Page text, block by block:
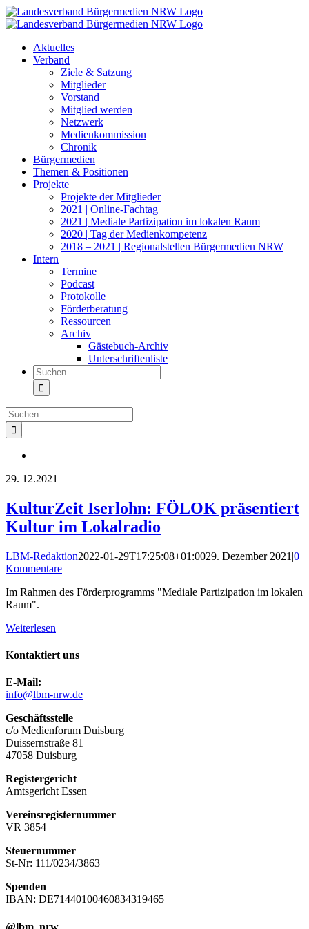
Zum
Inhalt
Aktuelles
Verband
Ziele & Satzung
Mitglieder
Vorstand
Mitglied werden
Netzwerk
Medienkommission
Chronik
Bürgermedien
Themen & Positionen
Projekte
Projekte der Mitglieder
2021 | Online-Fachtag
2021 | Mediale Partizipation im lokalen Raum
2020 | Tag der Medienkompetenz
2018 – 2021 | Regionalstellen Bürgermedien NRW
Intern
Termine
Podcast
Protokolle
Förderberatung
Ressourcen
Archiv
Gästebuch-Archiv
Unterschriftenliste
Suche
nach:
Suche
nach:
29. 12.2021
KulturZeit Iserlohn: FÖLOK präsentiert
Kultur im Lokalradio
LBM-Redaktion2022-01-29T17:25:08+01:0029. Dezember 2021 |0
Kommentare
Im Rahmen des Förderprogramms "Mediale Partizipation im lokalen
Raum".
Weiterlesen
Kontaktiert uns
E-Mail:
info@lbm-nrw.de
Geschäftsstelle
c/o Medienforum Duisburg
Duissernstraße 81
47058 Duisburg
Registergericht
Amtsgericht Essen
Vereinsregisternummer
VR 3854
Steuernummer
St-Nr: 111/0234/3863
Spenden
IBAN: DE71440100460834319465
@lbm_nrw